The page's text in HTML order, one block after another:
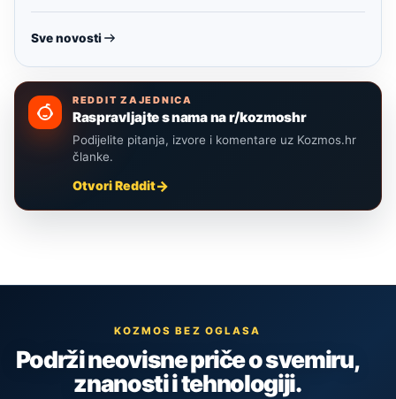
Sve novosti
REDDIT ZAJEDNICA
Raspravljajte s nama na r/kozmoshr
Podijelite pitanja, izvore i komentare uz Kozmos.hr
članke.
Otvori Reddit
KOZMOS BEZ OGLASA
Podrži neovisne priče o svemiru,
znanosti i tehnologiji.